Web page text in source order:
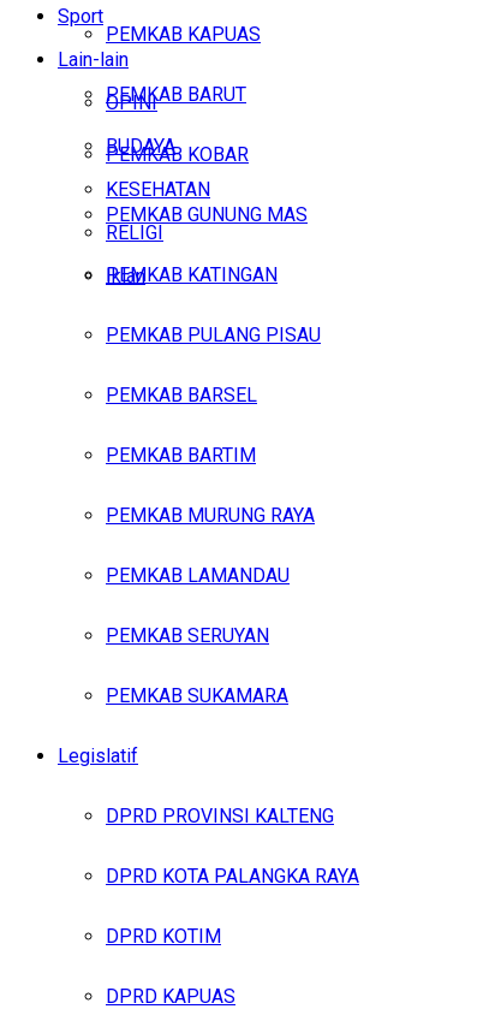
Sport
Lain-lain
OPINI
BUDAYA
KESEHATAN
RELIGI
Iklan
Minggu, Agustus 9, 2026
PEMKAB KAPUAS
PEMKAB BARUT
PEMKAB KOBAR
PEMKAB GUNUNG MAS
PEMKAB KATINGAN
PEMKAB PULANG PISAU
PEMKAB BARSEL
PEMKAB BARTIM
PEMKAB MURUNG RAYA
PEMKAB LAMANDAU
PEMKAB SERUYAN
PEMKAB SUKAMARA
Legislatif
DPRD PROVINSI KALTENG
DPRD KOTA PALANGKA RAYA
DPRD KOTIM
DPRD KAPUAS